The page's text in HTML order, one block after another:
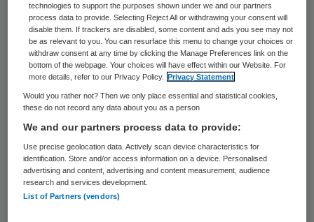
Ferry Z. (49) uit Beverwijk kreeg 2 jaar cel,
waarvan een half jaar voorwaardelijk en de
oudste broer Anton Z. (57) uit Zaandam
werd veroordeeld tot een jaar cel, waarvan
4 maanden voorwaardelijk. De jongste
verkocht meer en langer pillen dan de ander.
Het Openbaar Ministerie had tot2,5 jaar
celstraf geëist, waarvan een half jaar
voorwaardelijk voor het verkopen van de
technologies to support the purposes shown under we and our partners
process data to provide. Selecting Reject All or withdrawing your consent will
disable them. If trackers are disabled, some content and ads you see may not
be as relevant to you. You can resurface this menu to change your choices or
withdraw consent at any time by clicking the Manage Preferences link on the
bottom of the webpage. Your choices will have effect within our Website. For
more details, refer to our Privacy Policy.
Privacy Statement
Would you rather not? Then we only place essential and statistical cookies,
these do not record any data about you as a person
We and our partners process data to provide:
Use precise geolocation data. Actively scan device characteristics for
identification. Store and/or access information on a device. Personalised
advertising and content, advertising and content measurement, audience
research and services development.
List of Partners (vendors)